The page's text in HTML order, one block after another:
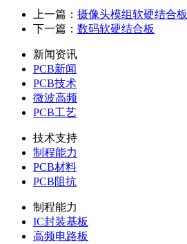
上一篇： 摄像头模组软硬结合板
下一篇： 数码软硬结合板
新闻资讯
PCB新闻
PCB技术
微波高频
PCB工艺
技术支持
制程能力
PCB材料
PCB阻抗
制程能力
IC封装基板
高频电路板